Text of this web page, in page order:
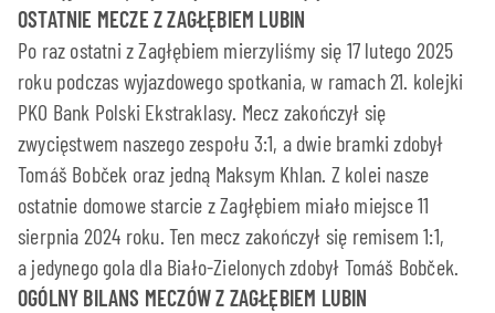
OSTATNIE MECZE Z ZAGŁĘBIEM LUBIN
Po raz ostatni z Zagłębiem mierzyliśmy się 17 lutego 2025
roku podczas wyjazdowego spotkania, w ramach 21. kolejki
PKO Bank Polski Ekstraklasy. Mecz zakończył się
zwycięstwem naszego zespołu 3:1, a dwie bramki zdobył
Tomáš Bobček oraz jedną Maksym Khlan. Z kolei nasze
ostatnie domowe starcie z Zagłębiem miało miejsce 11
sierpnia 2024 roku. Ten mecz zakończył się remisem 1:1,
a jedynego gola dla Biało-Zielonych zdobył Tomáš Bobček.
OGÓLNY BILANS MECZÓW Z ZAGŁĘBIEM LUBIN